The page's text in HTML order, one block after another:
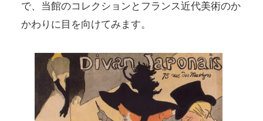
で、当館のコレクションとフランス近代美術のか
かわりに目を向けてみます。